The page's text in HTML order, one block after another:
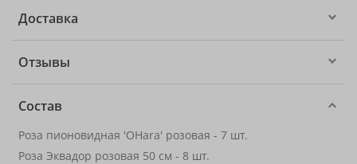
Доставка
Отзывы
Состав
Роза пионовидная 'OHara' розовая - 7 шт.
Роза Эквадор розовая 50 см - 8 шт.